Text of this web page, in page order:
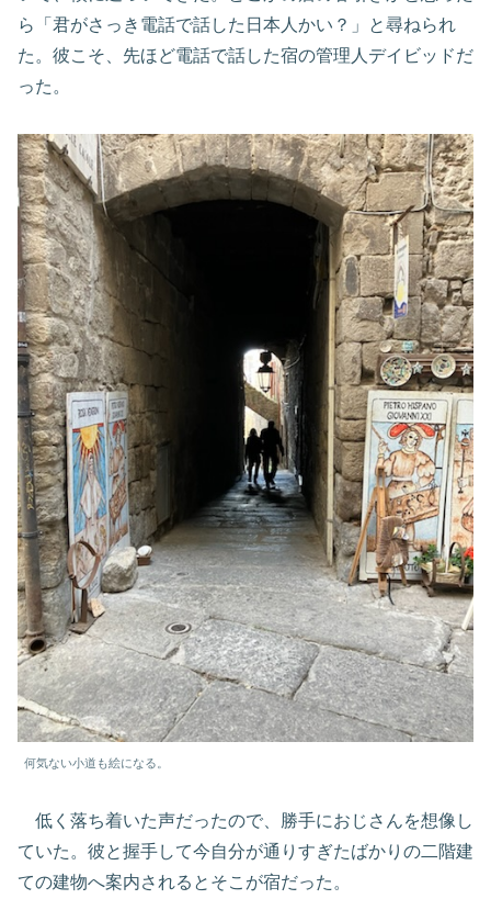
ら「君がさっき電話で話した日本人かい？」と尋ねられ
た。彼こそ、先ほど電話で話した宿の管理人デイビッドだ
った。
何気ない小道も絵になる。
低く落ち着いた声だったので、勝手におじさんを想像し
ていた。彼と握手して今自分が通りすぎたばかりの二階建
ての建物へ案内されるとそこが宿だった。